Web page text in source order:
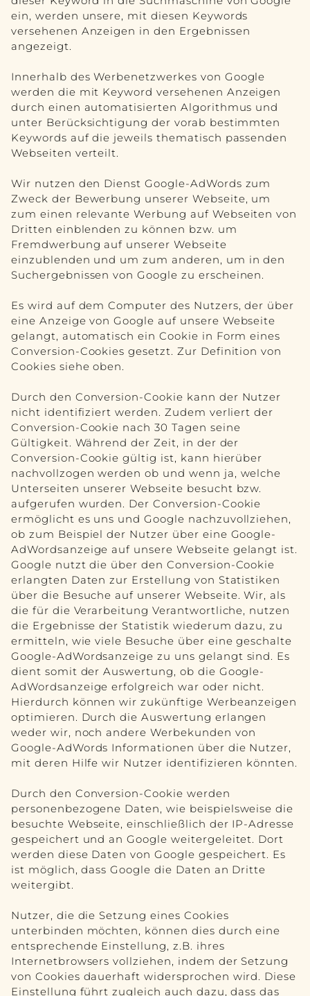
ein, werden unsere, mit diesen Keywords
versehenen Anzeigen in den Ergebnissen
angezeigt.
Innerhalb des Werbenetzwerkes von Google
werden die mit Keyword versehenen Anzeigen
durch einen automatisierten Algorithmus und
unter Berücksichtigung der vorab bestimmten
Keywords auf die jeweils thematisch passenden
Webseiten verteilt.
Wir nutzen den Dienst Google-AdWords zum
Zweck der Bewerbung unserer Webseite, um
zum einen relevante Werbung auf Webseiten von
Dritten einblenden zu können bzw. um
Fremdwerbung auf unserer Webseite
einzublenden und um zum anderen, um in den
Suchergebnissen von Google zu erscheinen.
Es wird auf dem Computer des Nutzers, der über
eine Anzeige von Google auf unsere Webseite
gelangt, automatisch ein Cookie in Form eines
Conversion-Cookies gesetzt. Zur Definition von
Cookies siehe oben.
Durch den Conversion-Cookie kann der Nutzer
nicht identifiziert werden. Zudem verliert der
Conversion-Cookie nach 30 Tagen seine
Gültigkeit. Während der Zeit, in der der
Conversion-Cookie gültig ist, kann hierüber
nachvollzogen werden ob und wenn ja, welche
Unterseiten unserer Webseite besucht bzw.
aufgerufen wurden. Der Conversion-Cookie
ermöglicht es uns und Google nachzuvollziehen,
ob zum Beispiel der Nutzer über eine Google-
AdWordsanzeige auf unsere Webseite gelangt ist.
Google nutzt die über den Conversion-Cookie
erlangten Daten zur Erstellung von Statistiken
über die Besuche auf unserer Webseite. Wir, als
die für die Verarbeitung Verantwortliche, nutzen
die Ergebnisse der Statistik wiederum dazu, zu
ermitteln, wie viele Besuche über eine geschalte
Google-AdWordsanzeige zu uns gelangt sind. Es
dient somit der Auswertung, ob die Google-
AdWordsanzeige erfolgreich war oder nicht.
Hierdurch können wir zukünftige Werbeanzeigen
optimieren. Durch die Auswertung erlangen
weder wir, noch andere Werbekunden von
Google-AdWords Informationen über die Nutzer,
mit deren Hilfe wir Nutzer identifizieren könnten.
Durch den Conversion-Cookie werden
personenbezogene Daten, wie beispielsweise die
besuchte Webseite, einschließlich der IP-Adresse
gespeichert und an Google weitergeleitet. Dort
werden diese Daten von Google gespeichert. Es
ist möglich, dass Google die Daten an Dritte
weitergibt.
Nutzer, die die Setzung eines Cookies
unterbinden möchten, können dies durch eine
entsprechende Einstellung, z.B. ihres
Internetbrowsers vollziehen, indem der Setzung
von Cookies dauerhaft widersprochen wird. Diese
Einstellung führt zugleich auch dazu, dass das